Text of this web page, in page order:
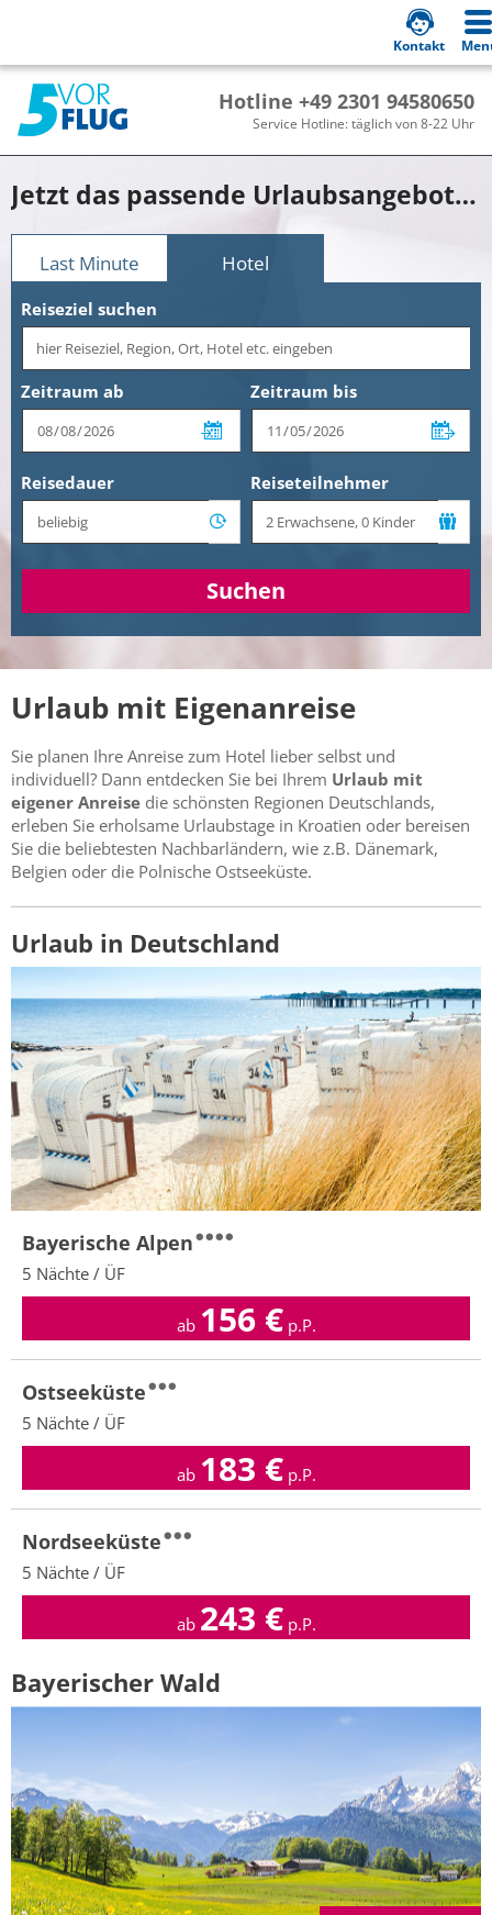
Hotline +49 2301 94580650
Service Hotline: täglich von 8-22 Uhr
Kontakt
Jetzt das passende Urlaubsangebot mit Eigenanreise buchen!
Last Minute Hotel
Reiseziel suchen
Zeitraum ab Zeitraum bis
Reisedauer Reiseteilnehmer
Suchen
Urlaub mit Eigenanreise
Sie planen Ihre Anreise zum Hotel lieber selbst und
individuell? Dann entdecken Sie bei Ihrem Urlaub mit
eigener Anreise die schönsten Regionen Deutschlands,
erleben Sie erholsame Urlaubstage in Kroatien oder bereisen
Sie die beliebtesten Nachbarländern, wie z.B. Dänemark,
Belgien oder die Polnische Ostseeküste.
Urlaub in Deutschland
Bayerische Alpen
5 Nächte / ÜF
ab 156€ p.P.
Ostseeküste
5 Nächte / ÜF
ab 183 € p.P.
Nordseeküste
5 Nächte / ÜF
ab 243 € p.P.
Bayerischer Wald